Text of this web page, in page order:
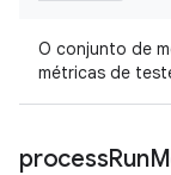
O conjunto de
métricas de
processRun